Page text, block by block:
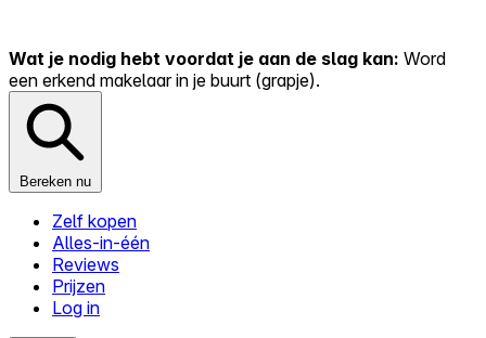
Wat je nodig hebt voordat je aan de slag kan: Word
een erkend makelaar in je buurt (grapje).
Bereken nu
Zelf kopen
Alles-in-één
Reviews
Prijzen
Log in